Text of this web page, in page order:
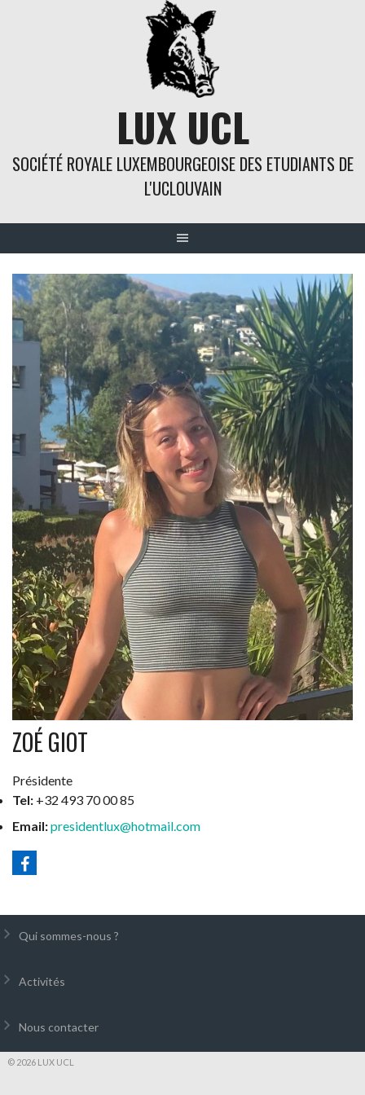
LUX UCL
SOCIÉTÉ ROYALE LUXEMBOURGEOISE DES ETUDIANTS DE
L'UCLOUVAIN
ZOÉ GIOT
Présidente
Tel: +32 493 70 00 85
Email:presidentlux@hotmail.com
Qui sommes-nous ?
Activités
Nous contacter
© 2026 LUX UCL